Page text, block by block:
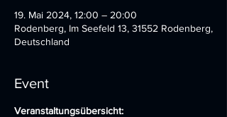
19. Mai 2024, 12:00 – 20:00
Rodenberg, Im Seefeld 13, 31552 Rodenberg,
Deutschland
Event
Veranstaltungsübersicht: